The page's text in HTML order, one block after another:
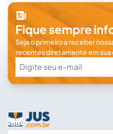
Fique sempre
Seja o primeiro a receber
recentes diretamente em sua